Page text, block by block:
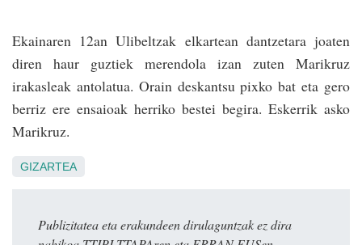
Ekainaren 12an Ulibeltzak elkartean dantzetara joaten
diren haur guztiek meren­dola izan zuten Marikruz
irakasleak antolatua. Orain deskantsu pixko bat eta gero
berriz ere ensaioak herriko bestei begira. Eskerrik asko
Marikruz.
GIZARTEA
Publizitatea eta erakundeen dirulaguntzak ez dira